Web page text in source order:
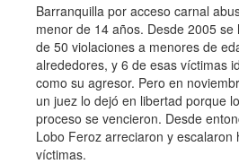
Barranquilla por acceso carnal
menor de 14 años. Desde 2005
de 50 violaciones a menores de
alrededores, y 6 de esas víctimas
como su agresor. Pero en
un juez lo dejó en libertad porque
proceso se vencieron. Desde
Lobo Feroz arreciaron y escalaron
víctimas.